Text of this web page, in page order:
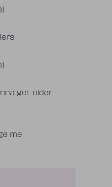
get older
me